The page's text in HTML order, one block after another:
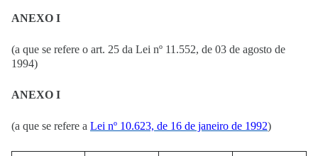
ANEXO I
(a que se refere o art. 25 da Lei nº 11.552, de 03 de agosto de
1994)
ANEXO I
(a que se refere a Lei nº 10.623, de 16 de janeiro de 1992)